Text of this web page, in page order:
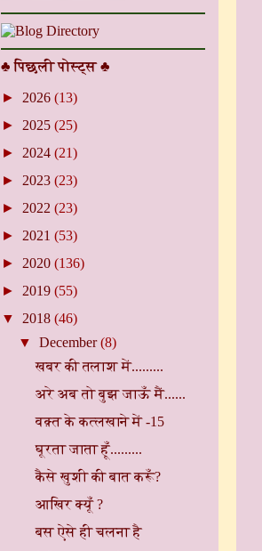
♣ पिछली पोस्ट्स ♣
► 2026 (13)
► 2025 (25)
► 2024 (21)
► 2023 (23)
► 2022 (23)
► 2021 (53)
► 2020 (136)
► 2019 (55)
▼ 2018 (46)
▼ December(8)
खबर की तलाश में.........
अरे अब तो बुझ जाऊँ मैं......
वक़्त के कत्लखाने में -15
घूरता जाता हूँ.........
कैसे खुशी की बात करूँ?
आखिर क्यूँ ?
बस ऐसे ही चलना है